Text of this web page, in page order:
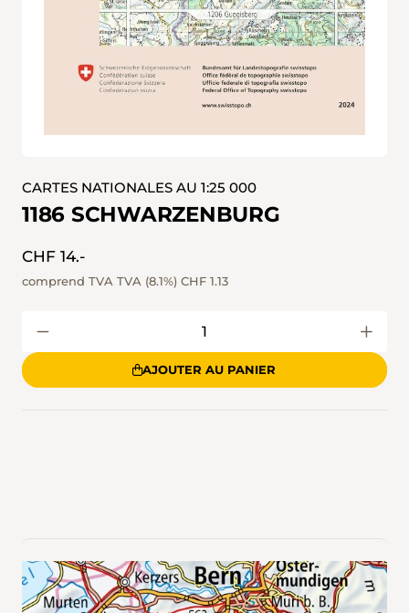
CARTES NATIONALES AU 1:25 000
1186 SCHWARZENBURG
CHF 14.-
comprend TVA TVA (8.1%) CHF 1.13
AJOUTER AU PANIER